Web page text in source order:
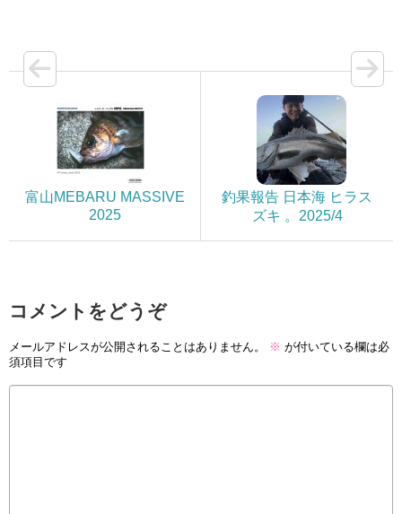
富山MEBARU MASSIVE
2025
釣果報告 日本海 ヒラス
ズキ 。2025/4
コメントをどうぞ
メールアドレスが公開されることはありません。 ※ が付いている欄は必
須項目です